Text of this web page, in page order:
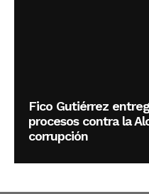
Fico Gutiérrez
procesos contra la
corrupción